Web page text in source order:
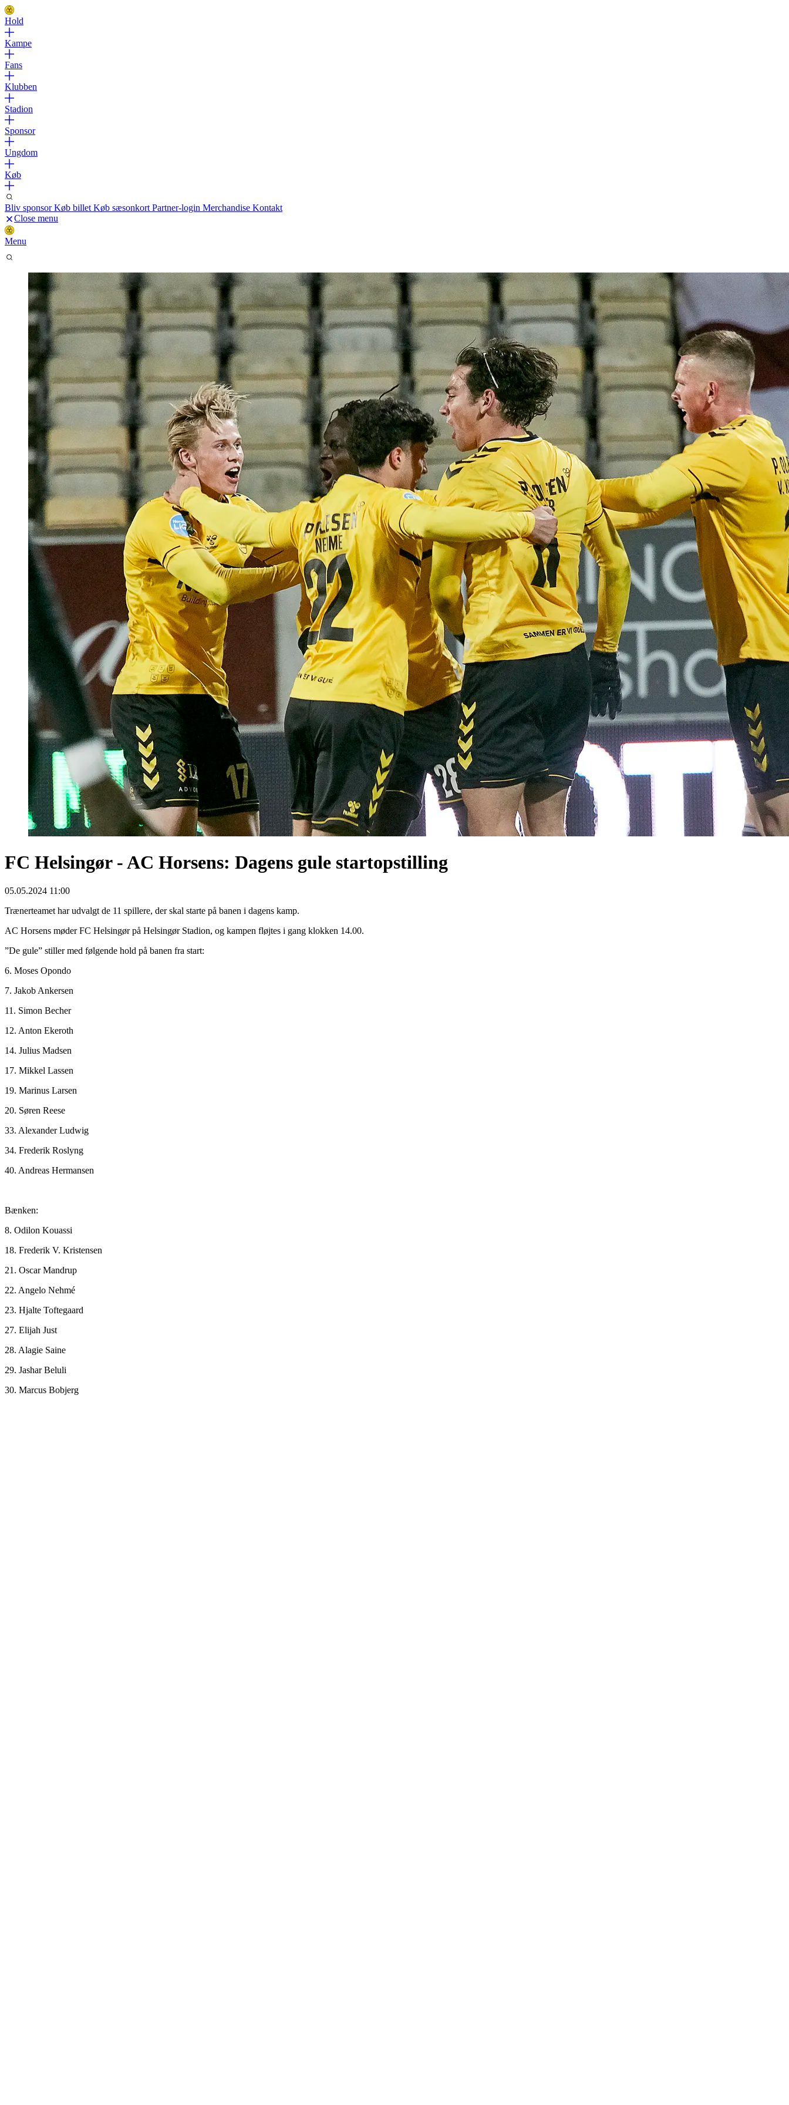
Hold
Kampe
Fans
Klubben
Stadion
Sponsor
Ungdom
Køb
Bliv sponsorKøb billet Køb sæsonkort Partner-login Merchandise Kontakt
Close menu
Menu
FC Helsingør - AC Horsens: Dagens gule startopstilling
05.05.2024 11:00
Trænerteamet har udvalgt de 11 spillere, der skal starte på banen i dagens kamp.
AC Horsens møder FC Helsingør på Helsingør Stadion, og kampen fløjtes i gang klokken 14.00.
”De gule” stiller med følgende hold på banen fra start:
6. Moses Opondo
7. Jakob Ankersen
11. Simon Becher
12. Anton Ekeroth
14. Julius Madsen
17. Mikkel Lassen
19. Marinus Larsen
20. Søren Reese
33. Alexander Ludwig
34. Frederik Roslyng
40. Andreas Hermansen
Bænken:
8. Odilon Kouassi
18. Frederik V. Kristensen
21. Oscar Mandrup
22. Angelo Nehmé
23. Hjalte Toftegaard
27. Elijah Just
28. Alagie Saine
29. Jashar Beluli
30. Marcus Bobjerg